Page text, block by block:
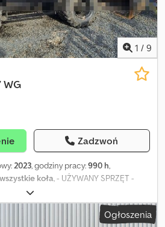
1 / 9
WG
Zadzwoń
2023, godziny pracy:990 h,
koła, - UŻYWANY SPRZĘT -
7WG Dcsdpfjrzm Emsx Agdok
Wyposażenie: *
do końca wysięgnika, * Wersja 20 km/h, *
Ogłoszenia